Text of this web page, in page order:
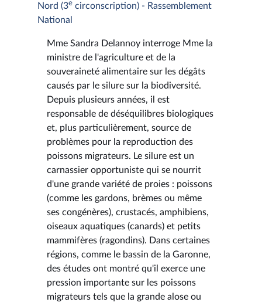
Nord (3e circonscription) - Rassemblement
National
Mme Sandra Delannoy interroge Mme la
ministre de l'agriculture et de la
souveraineté alimentaire sur les dégâts
causés par le silure sur la biodiversité.
Depuis plusieurs années, il est
responsable de déséquilibres biologiques
et, plus particulièrement, source de
problèmes pour la reproduction des
poissons migrateurs. Le silure est un
carnassier opportuniste qui se nourrit
d'une grande variété de proies : poissons
(comme les gardons, brèmes ou même
ses congénères), crustacés, amphibiens,
oiseaux aquatiques (canards) et petits
mammifères (ragondins). Dans certaines
régions, comme le bassin de la Garonne,
des études ont montré qu'il exerce une
pression importante sur les poissons
migrateurs tels que la grande alose ou